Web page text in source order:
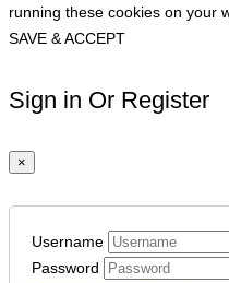
running these cookies on your
SAVE & ACCEPT
Sign in Or Register
×
Username
Password